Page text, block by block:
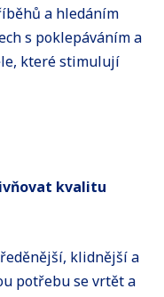
a hledáním
s poklepáváním a
které stimulují
kvalitu
klidnější a
potřebu se vrtět a